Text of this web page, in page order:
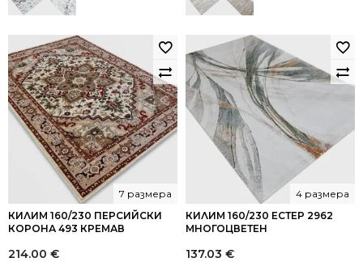
КИЛИМ 160/230 ПЕРСИЙСКИ
КОРОНА 493 КРЕМАВ
7 размера
214.00 €
КИЛИМ 160/230 ЕСТЕР 2962
МНОГОЦВЕТЕН
4 размера
137.03 €